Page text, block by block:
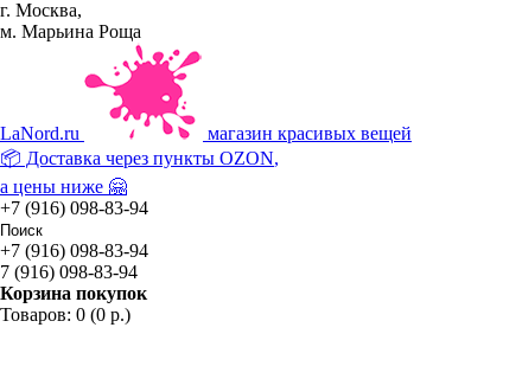
г. Москва,
м. Марьина Роща
LaNord.ru
магазин красивых вещей
📦 Доставка через пункты OZON,
а цены ниже 🤗
+7 (916) 098-83-94
+7 (916) 098-83-94
7 (916) 098-83-94
Корзина покупок
Товаров: 0 (0 р.)